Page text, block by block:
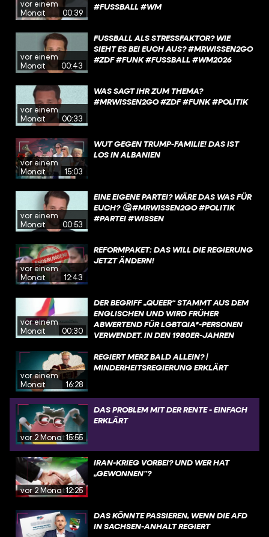
vor einem
Monat
00:39
#FUSSBALL #WM
vor einem
Monat
00:43
FUSSBALL ALS STRESSFAKTOR? WIE S
IEHT ES BEI EUCH AUS? #MRWISSEN2GO #
ZDF #FUNK #FUSSBALL #WM2026
vor einem
Monat
00:33
WAS SAGT IHR ZUM THEMA?
#MRWISSEN2GO #ZDF #FUNK #POLITIK
vor einem
Monat
15:03
WUT GEGEN TRUMP-FAMILIE! DAS IST
LOS IN ALBANIEN
vor einem
Monat
00:53
EINE EIGENE PARTEI? WÄRE DAS WAS FÜR
EUCH? 🤔 #MRWISSEN2GO #POLITIK
#PARTEI #WISSEN
vor einem
Monat
12:43
REFORMPAKET: DAS WILL DIE REGIERUNG
JETZT ÄNDERN!
vor einem
Monat
00:30
DER BEGRIFF „QUEER“ STAMMT AUS DEM
ENGLISCHEN UND WIRD FRÜHER
ABWERTEND FÜR LGBTQIA*-PERSONEN
VERWENDET. IN DEN 1980ER-JAHREN
BEGRIFF ZURÜCK. HEUTE IST „QUEER“ FÜR
VIELE EIN SAMMELBEGRIFF FÜR
GEBURT ZUGEWIESENEN GESCHLECHT
IDENTIFIZIEREN.
vor einem
Monat
16:28
REGIERT MERZ BALD ALLEIN? |
MINDERHEITSREGIERUNG ERKLÄRT
vor 2 Monaten15:55
DAS PROBLEM MIT DER RENTE - EINFACH
ERKLÄRT
vor 2 Monaten12:25
IRAN-KRIEG VORBEI? UND WER HAT
„GEWONNEN”?
DAS KÖNNTE PASSIEREN, WENN DIE AFD
IN SACHSEN-ANHALT REGIERT